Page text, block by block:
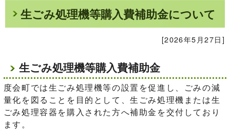
生ごみ処理機等購入費補助金について
[2026年5月27日]
生ごみ処理機等購入費補助金
度会町では生ごみ処理機等の設置を促進し、ごみの減
量化を図ることを目的として、生ごみ処理機または生
ごみ処理容器を購入された方へ補助金を交付しており
ます。